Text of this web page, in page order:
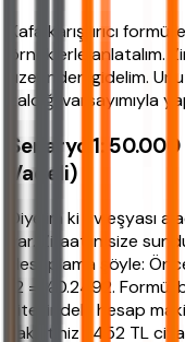
Kafa karıştırıcı
örneklerle anlatalım.
üzerinden gidelim.
kaldığı varsayımıyla
Senaryo 1:
Vadeli)
Diyelim ki ev eşyası
var. Ziraat'ın size
Hesaplama şöyle:
12 = %0.2492.
sitesindeki hesap
taksitiniz 1.452 TL